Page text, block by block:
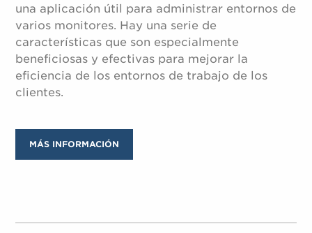
una aplicación útil para administrar entornos de
varios monitores. Hay una serie de
características que son especialmente
beneficiosas y efectivas para mejorar la
eficiencia de los entornos de trabajo de los
clientes.
MÁS INFORMACIÓN